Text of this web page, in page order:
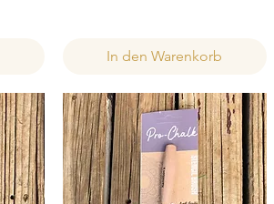
In den Warenkorb